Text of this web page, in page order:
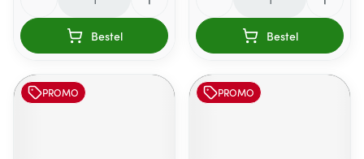
Bestel Bestel
PROMO PROMO